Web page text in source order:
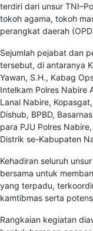
terdiri dari unsur
tokoh agama, tokoh
perangkat daerah
Sejumlah pejabat dan
tersebut, di antaranya
Yawan, S.H., Kabag
Intelkam Polres Nabire
Lanal Nabire,
Dishub, BPBD,
para PJU Polres
Distrik se-Kabupaten
Kehadiran seluruh
bersama untuk
yang terpadu,
kamtibmas serta
Rangkaian kegiatan